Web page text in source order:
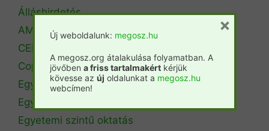
Álláshirdetés
AM Erdőrendezési Főosztály
CEPF
Copa Cogeca
Egyéb
Egyetemi hírek
Egyetemi szintű oktatás
Új weboldalunk: megosz.hu
A megosz.org átalakulása folyamatban. A
jövőben a friss tartalmakért kérjük
kövesse az új oldalunkat a megosz.hu
webcímen!
×